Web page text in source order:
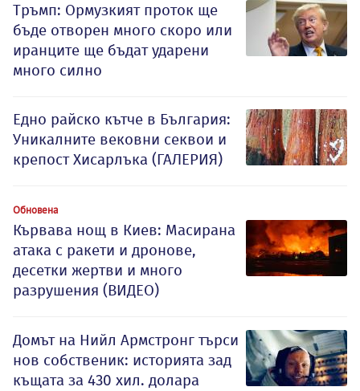
Тръмп: Ормузкият проток ще
бъде отворен много скоро или
иранците ще бъдат ударени
много силно
Едно райско кътче в България:
Уникалните вековни секвои и
крепост Хисарлъка (ГАЛЕРИЯ)
Обновена
Кървава нощ в Киев: Масирана
атака с ракети и дронове,
десетки жертви и много
разрушения (ВИДЕО)
Домът на Нийл Армстронг търси
нов собственик: историята зад
къщата за 430 хил. долара